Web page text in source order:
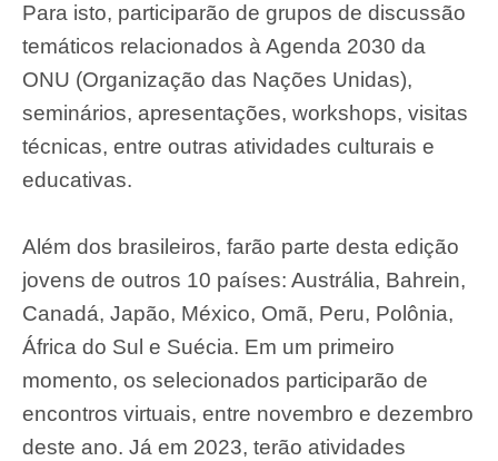
Para isto, participarão de grupos de discussão
temáticos relacionados à Agenda 2030 da
ONU (Organização das Nações Unidas),
seminários, apresentações, workshops, visitas
técnicas, entre outras atividades culturais e
educativas.
Além dos brasileiros, farão parte desta edição
jovens de outros 10 países: Austrália, Bahrein,
Canadá, Japão, México, Omã, Peru, Polônia,
África do Sul e Suécia. Em um primeiro
momento, os selecionados participarão de
encontros virtuais, entre novembro e dezembro
deste ano. Já em 2023, terão atividades